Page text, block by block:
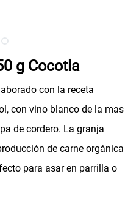
g Cocotla
con la receta
con vino blanco de la mas
de cordero. La granja
de carne orgánica
para asar en parrilla o